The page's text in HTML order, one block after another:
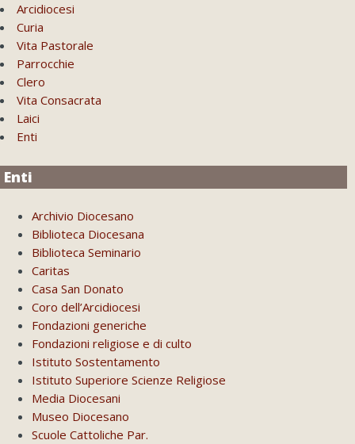
Arcidiocesi
Curia
Vita Pastorale
Parrocchie
Clero
Vita Consacrata
Laici
Enti
Enti
Archivio Diocesano
Biblioteca Diocesana
Biblioteca Seminario
Caritas
Casa San Donato
Coro dell’Arcidiocesi
Fondazioni generiche
Fondazioni religiose e di culto
Istituto Sostentamento
Istituto Superiore Scienze Religiose
Media Diocesani
Museo Diocesano
Scuole Cattoliche Par.